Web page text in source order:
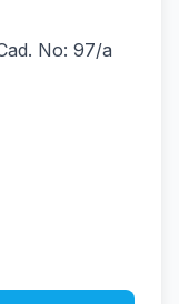
No: 97/a